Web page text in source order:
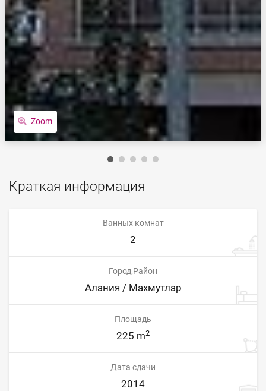
Zoom
Краткая информация
Ванных комнат
2
Город,Район
Алания / Махмутлар
Площадь
225 m2
Дата сдачи
2014